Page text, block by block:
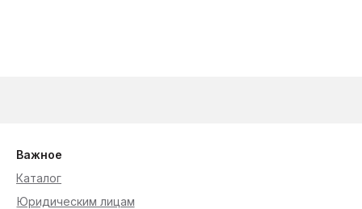
Важное
Каталог
Юридическим лицам